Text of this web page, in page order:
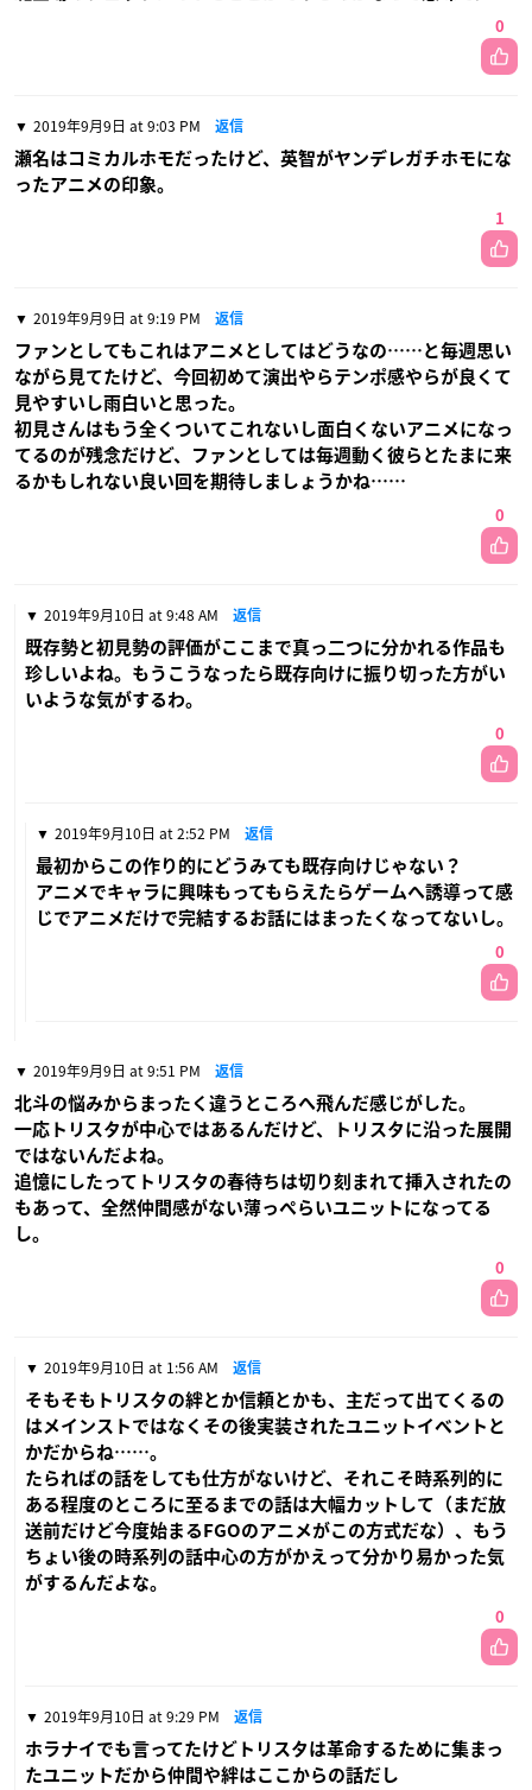
0
2019年9月9日 at 9:03 PM 返信
瀬名はコミカルホモだったけど、英智がヤンデレガチホモにな
ったアニメの印象。
1
2019年9月9日 at 9:19 PM 返信
ファンとしてもこれはアニメとしてはどうなの……と毎週思い
ながら見てたけど、今回初めて演出やらテンポ感やらが良くて
見やすいし雨白いと思った。
初見さんはもう全くついてこれないし面白くないアニメになっ
てるのが残念だけど、ファンとしては毎週動く彼らとたまに来
るかもしれない良い回を期待しましょうかね……
0
2019年9月10日 at 9:48 AM 返信
既存勢と初見勢の評価がここまで真っ二つに分かれる作品も
珍しいよね。もうこうなったら既存向けに振り切った方がい
いような気がするわ。
0
2019年9月10日 at 2:52 PM 返信
最初からこの作り的にどうみても既存向けじゃない？
アニメでキャラに興味もってもらえたらゲームへ誘導って感
じでアニメだけで完結するお話にはまったくなってないし。
0
2019年9月9日 at 9:51 PM 返信
北斗の悩みからまったく違うところへ飛んだ感じがした。
一応トリスタが中心ではあるんだけど、トリスタに沿った展開
ではないんだよね。
追憶にしたってトリスタの春待ちは切り刻まれて挿入されたの
もあって、全然仲間感がない薄っぺらいユニットになってる
し。
0
2019年9月10日 at 1:56 AM 返信
そもそもトリスタの絆とか信頼とかも、主だって出てくるの
はメインストではなくその後実装されたユニットイベントと
かだからね……。
たらればの話をしても仕方がないけど、それこそ時系列的に
ある程度のところに至るまでの話は大幅カットして（まだ放
送前だけど今度始まるFGOのアニメがこの方式だな）、もう
ちょい後の時系列の話中心の方がかえって分かり易かった気
がするんだよな。
0
2019年9月10日 at 9:29 PM 返信
ホラナイでも言ってたけどトリスタは革命するために集まっ
たユニットだから仲間や絆はここからの話だし